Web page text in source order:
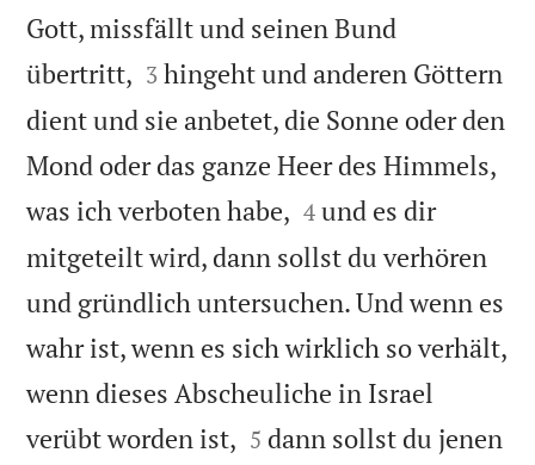
Gott, missfällt und seinen Bund
übertritt, 

3 hingeht und anderen Göttern
dient und sie anbetet, die Sonne oder den
Mond oder das ganze Heer des Himmels,
was ich verboten habe, 

4 und es dir
mitgeteilt wird, dann sollst du verhören
und gründlich untersuchen. Und wenn es
wahr ist, wenn es sich wirklich so verhält,
wenn dieses Abscheuliche in Israel
verübt worden ist, 

5 dann sollst du jenen